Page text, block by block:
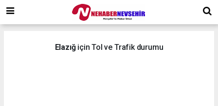
Elazığ için Tol ve Trafik durumu